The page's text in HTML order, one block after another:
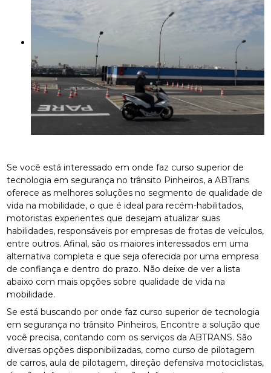
Se você está interessado em onde faz curso superior de
tecnologia em segurança no trânsito Pinheiros, a ABTrans
oferece as melhores soluções no segmento de qualidade de
vida na mobilidade, o que é ideal para recém-habilitados,
motoristas experientes que desejam atualizar suas
habilidades, responsáveis por empresas de frotas de veículos,
entre outros. Afinal, são os maiores interessados em uma
alternativa completa e que seja oferecida por uma empresa
de confiança e dentro do prazo. Não deixe de ver a lista
abaixo com mais opções sobre qualidade de vida na
mobilidade.
Se está buscando por onde faz curso superior de tecnologia
em segurança no trânsito Pinheiros, Encontre a solução que
você precisa, contando com os serviços da ABTRANS. São
diversas opções disponibilizadas, como curso de pilotagem
de carros, aula de pilotagem, direção defensiva motociclistas,